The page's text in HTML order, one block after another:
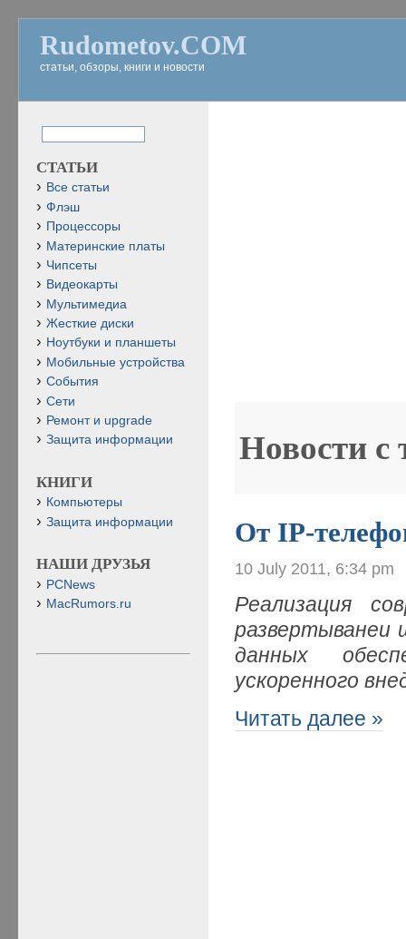
Rudometov.COM
статьи, обзоры, книги и новости
Новости с
От IP-
10 July 2011, 6:34 pm
Реализация
развертыванеи
данных
ускоренного
Читать далее »
СТАТЬИ
Все статьи
Флэш
Процессоры
Материнские платы
Чипсеты
Видеокарты
Мультимедиа
Жесткие диски
Ноутбуки и планшеты
Мобильные устройства
События
Сети
Ремонт и upgrade
Защита информации
КНИГИ
Компьютеры
Защита информации
НАШИ ДРУЗЬЯ
PCNews
MacRumors.ru